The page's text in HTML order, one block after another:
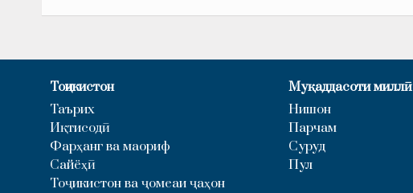
Тоҷикистон
Таърих
Иқтисодӣ
Фарҳанг ва маориф
Сайёҳӣ
Тоҷикистон ва ҷомеаи ҷаҳон
Муқаддасоти миллӣ
Нишон
Парчам
Суруд
Пул